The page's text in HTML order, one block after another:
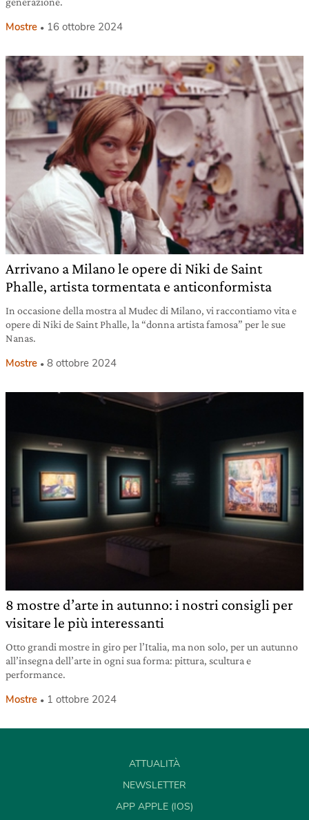
Mostre 16 ottobre 2024
Arrivano a Milano le opere di Niki de Saint
Phalle, artista tormentata e anticonformista
In occasione della mostra al Mudec di Milano, vi raccontiamo vita e
opere di Niki de Saint Phalle, la “donna artista famosa” per le sue
Nanas.
Mostre 8 ottobre 2024
8 mostre d’arte in autunno: i nostri consigli per
visitare le più interessanti
Otto grandi mostre in giro per l’Italia, ma non solo, per un autunno
all’insegna dell’arte in ogni sua forma: pittura, scultura e
performance.
Mostre 1 ottobre 2024
ATTUALITÀ
NEWSLETTER
APP APPLE (IOS)